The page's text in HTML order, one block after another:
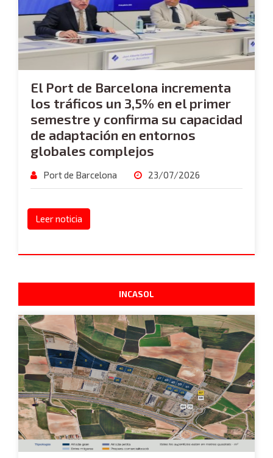
El Port de Barcelona incrementa
los tráficos un 3,5% en el primer
semestre y confirma su capacidad
de adaptación en entornos
globales complejos
Port de Barcelona 23/07/2026
Leer noticia
INCASOL